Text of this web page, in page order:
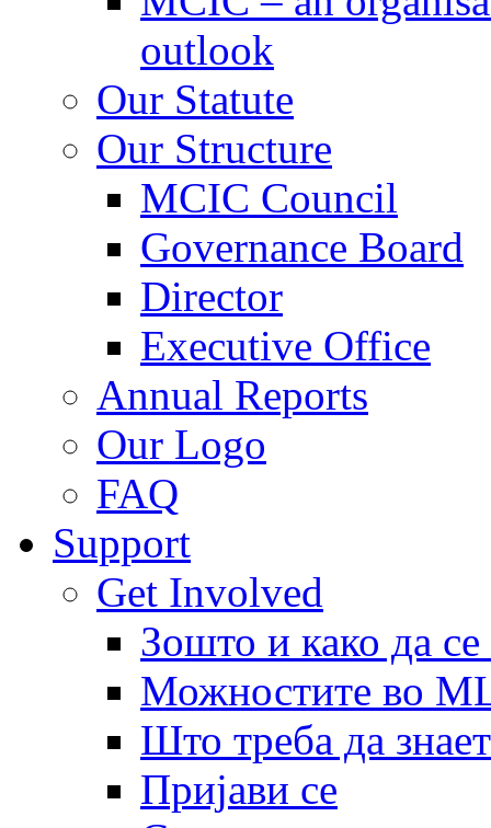
outlook
Our Statute
Our Structure
MCIC Council
Governance Board
Director
Executive Office
Annual Reports
Our Logo
FAQ
Support
Get Involved
Зошто и како да
Можностите во
Што треба да
Пријави се